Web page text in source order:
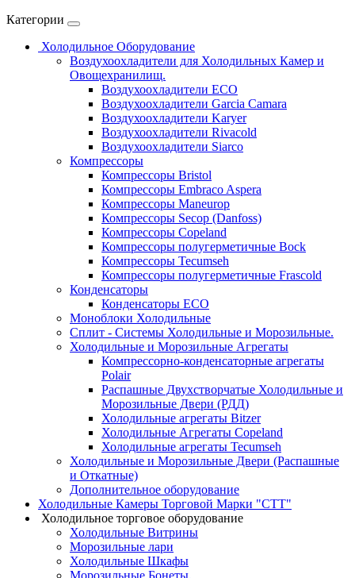
Категории
Холодильное Оборудование
Воздухоохладители для Холодильных Камер и
Овощехранилищ.
Воздухоохладители ECO
Воздухоохладители Garcia Camara
Воздухоохладители Karyer
Воздухоохладители Rivacold
Воздухоохладители Siarco
Компрессоры
Компрессоры Bristol
Компрессоры Embraco Aspera
Компрессоры Maneurop
Компрессоры Secop (Danfoss)
Компрессоры Copeland
Компрессоры полугерметичные Bock
Компрессоры Tecumseh
Компрессоры полугерметичные Frascold
Конденсаторы
Конденсаторы ECO
Моноблоки Холодильные
Сплит - Системы Холодильные и Морозильные.
Холодильные и Морозильные Агрегаты
Компрессорно-конденсаторные агрегаты
Polair
Распашные Двухстворчатые Холодильные и
Морозильные Двери (РДД)
Холодильные агрегаты Bitzer
Холодильные Агрегаты Copeland
Холодильные агрегаты Tecumseh
Холодильные и Морозильные Двери (Распашные
и Откатные)
Дополнительное оборудование
Холодильные Камеры Торговой Марки "СТТ"
Холодильное торговое оборудование
Холодильные Витрины
Морозильные лари
Холодильные Шкафы
Морозильные Бонеты.